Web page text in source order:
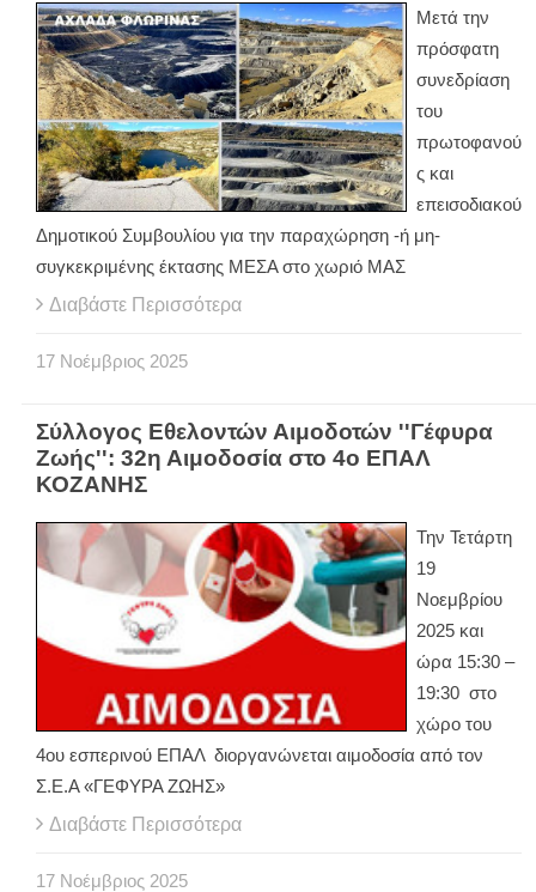
Μετά την
πρόσφατη
συνεδρίαση
του
πρωτοφανού
ς και
επεισοδιακού
Δημοτικού Συμβουλίου για την παραχώρηση -ή μη-
συγκεκριμένης έκτασης ΜΕΣΑ στο χωριό ΜΑΣ
Διαβάστε Περισσότερα
17 Νοέμβριος 2025
Σύλλογος Εθελοντών Αιμοδοτών ''Γέφυρα
Ζωής'': 32η Αιμοδοσία στο 4ο ΕΠΑΛ
ΚΟΖΑΝΗΣ
Την Τετάρτη
19
Νοεμβρίου
2025 και
ώρα 15:30 –
19:30 στο
χώρο του
4ου εσπερινού ΕΠΑΛ διοργανώνεται αιμοδοσία από τον
Σ.Ε.Α «ΓΕΦΥΡΑ ΖΩΗΣ»
Διαβάστε Περισσότερα
17 Νοέμβριος 2025